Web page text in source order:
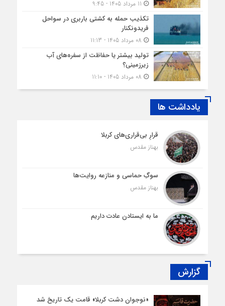
تکذیب حمله به کشتی باربری در سواحل
فریدونکنار
تولید بیشتر یا حفاظت از سفره‌های آب
زیرزمینی؟
یادداشت ها
قرارِ بی‌قراری‌های کربلا
بهناز مقدس
سوگِ حماسی و منازعه روایت‌ها
بهناز مقدس
ما به ایستادن عادت داریم
گزارش
«نوجوان دشت کربلا» قامت یک تاریخ شد